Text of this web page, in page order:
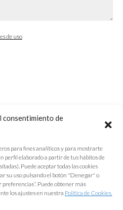
consentimiento de
para fines analíticos y para mostrarte
perfil elaborado a partir de tus hábitos de
Puede aceptar todas las cookies
su uso pulsando el botón "Denegar" o
Puede obtener más
los ajustes en nuestra Política de Cookies.
de uso
de Cádiz
de uso